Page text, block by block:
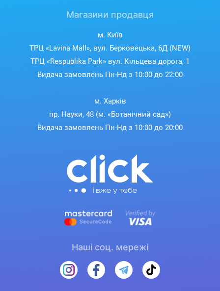
Магазини продавця
м. Київ
ТРЦ «Lavina Mall», вул. Берковецька, 6Д (NEW)
ТРЦ «Respublika Park» вул. Кільцева дорога, 1
Видача замовлень Пн-Нд з 10:00 до 22:00
м. Харків
пр. Науки, 48 (м. «Ботанічний сад»)
Видача замовлень Пн-Нд з 10:00 до 20:00
Наші соц. мережі